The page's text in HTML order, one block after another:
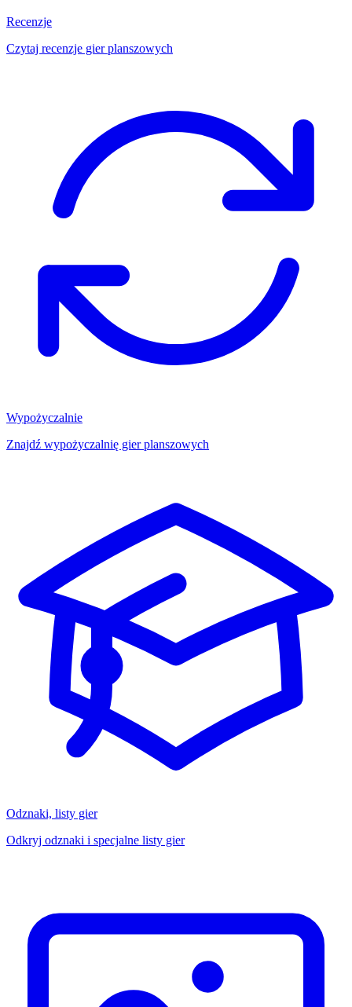
Recenzje
Czytaj recenzje gier planszowych
Wypożyczalnie
Znajdź wypożyczalnię gier planszowych
Odznaki, listy gier
Odkryj odznaki i specjalne listy gier